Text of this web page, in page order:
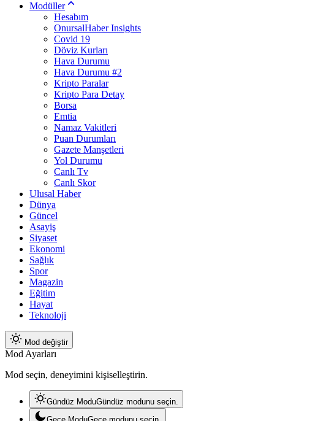
Modüller
Hesabım
OnursalHaber Insights
Covid 19
Döviz Kurları
Hava Durumu
Hava Durumu #2
Kripto Paralar
Kripto Para Detay
Borsa
Emtia
Namaz Vakitleri
Puan Durumları
Gazete Manşetleri
Yol Durumu
Canlı Tv
Canlı Skor
Ulusal Haber
Dünya
Güncel
Asayiş
Siyaset
Ekonomi
Sağlık
Spor
Magazin
Eğitim
Hayat
Teknoloji
Mod değiştir
Mod Ayarları
Mod seçin, deneyimini kişiselleştirin.
Gündüz ModuGündüz modunu seçin.